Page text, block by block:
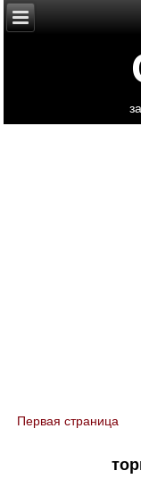
You are here
Первая страница